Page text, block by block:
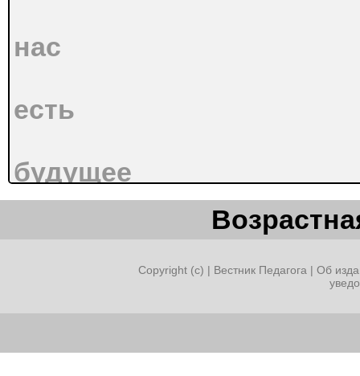
нас
есть
будущее
условий
Copyright (c) | Вестник Педагога | Об